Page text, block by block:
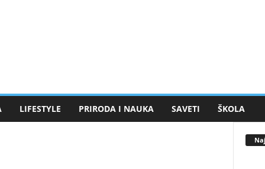
LIFESTYLE PRIRODA I NAUKA SAVETI ŠKOLA